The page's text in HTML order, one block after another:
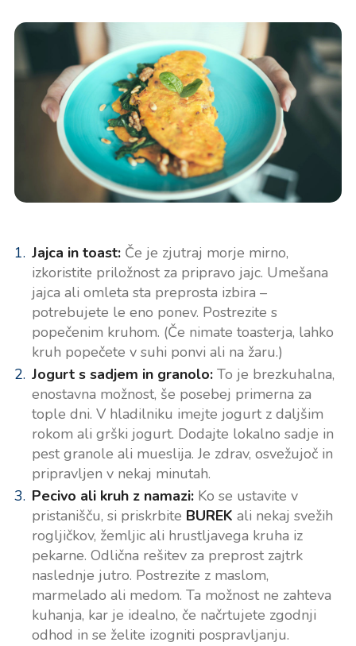
Jajca in toast:Če je zjutraj morje mirno,
izkoristite priložnost za pripravo jajc. Umešana
jajca ali omleta sta preprosta izbira –
potrebujete le eno ponev. Postrezite s
popečenim kruhom. (Če nimate toasterja, lahko
kruh popečete v suhi ponvi ali na žaru.)
Jogurt s sadjem in granolo:To je brezkuhalna,
enostavna možnost, še posebej primerna za
tople dni. V hladilniku imejte jogurt z daljšim
rokom ali grški jogurt. Dodajte lokalno sadje in
pest granole ali mueslija. Je zdrav, osvežujoč in
pripravljen v nekaj minutah.
Pecivo ali kruh z namazi:Ko se ustavite v
pristanišču, si priskrbite BUREK ali nekaj svežih
rogljičkov, žemljic ali hrustljavega kruha iz
pekarne. Odlična rešitev za preprost zajtrk
naslednje jutro. Postrezite z maslom,
marmelado ali medom. Ta možnost ne zahteva
kuhanja, kar je idealno, če načrtujete zgodnji
odhod in se želite izogniti pospravljanju.